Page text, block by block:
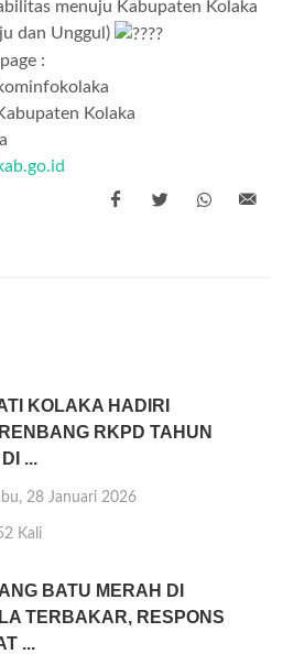
menuju Kabupaten Kolaka
dan Unggul)
:
Kolaka
KOLAKA HADIRI
RKPD TAHUN
...
28 Januari 2026
Kali
BATU MERAH DI
TERBAKAR, RESPONS
...